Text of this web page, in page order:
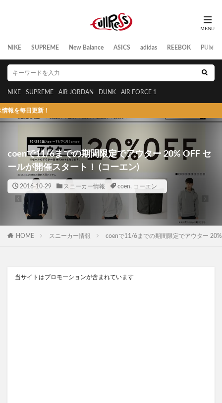
NIKE SUPREME New Balance ASICS adidas REEBOK PUMA
NIKE SUPREME AIR JORDAN DUNK AIR FORCE 1
更新！
coenで11/6までの期間限定でアウター 20% OFF セ
ールが開催スタート！ (コーエン)
2016-10-29 スニーカー情報 coen, コーエン
HOME スニーカー情報 coenで11/6までの期間限定でアウター
当サイトはプロモーションが含まれています